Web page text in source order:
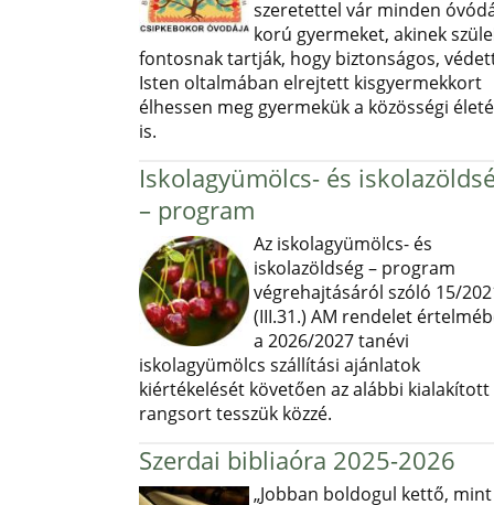
szeretettel vár minden
korú gyermeket, akinek
fontosnak tartják, hogy biztonságos,
Isten oltalmában elrejtett kisgyermekkort
élhessen meg gyermekük a közösségi
is.
Iskolagyümölcs- és
– program
Az iskolagyümölcs- és
iskolazöldség – program
végrehajtásáról szóló 15/
(III.31.) AM rendelet
a 2026/2027 tanévi
iskolagyümölcs szállítási ajánlatok
kiértékelését követően az alábbi kialakított
rangsort tesszük közzé.
Szerdai bibliaóra 2025-2026
„Jobban boldogul kettő, mint